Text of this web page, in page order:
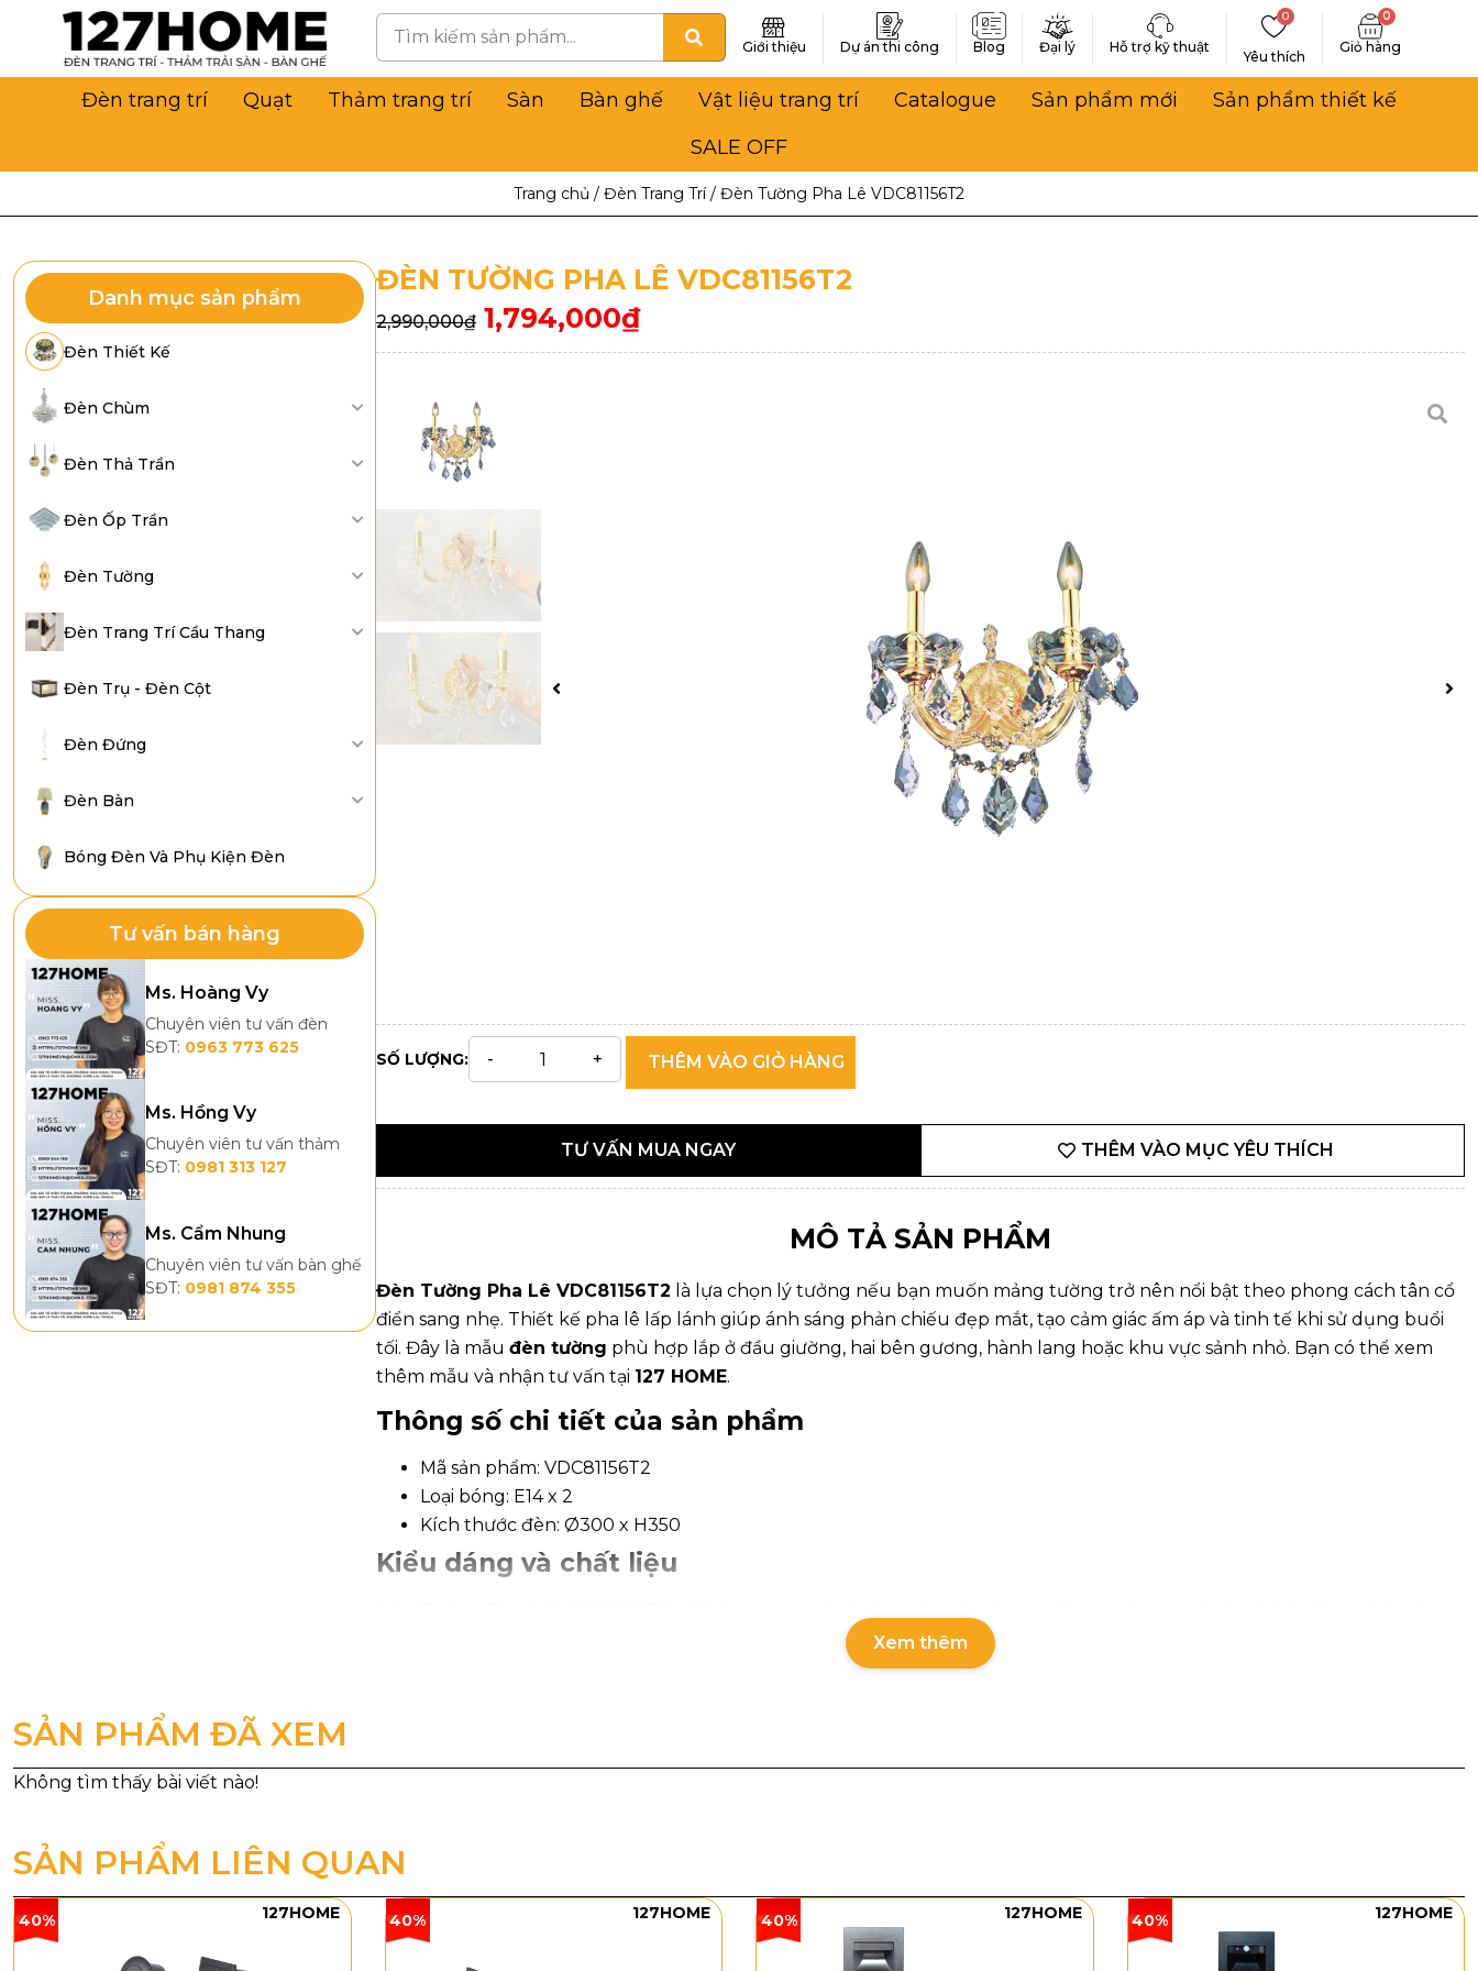
Giới thiệu Dự án thi công Blog Đại lý Hỗ trợ kỹ thuật
Yêu thích
0 0
Đèn trang trí Quạt Thảm trang trí Sàn Bàn ghế Vật liệu trang trí Catalogue Sản phẩm mới
Sản phẩm thiết kế
SALE OFF
Trang chủ / Đèn Trang Trí/ Đèn Tường Pha Lê VDC81156T2
Danh mục sản phẩm
Đèn Thiết Kế
Đèn Chùm
Đèn Thả Trần
Đèn Ốp Trần
Đèn Tường
Đèn Trang Trí Cầu Thang
Đèn Trụ - Đèn Cột
Đèn Đứng
Đèn Bàn
Bóng Đèn Và Phụ Kiện Đèn
Tư vấn bán hàng
Ms. Hoàng Vy
Chuyên viên tư vấn đèn
SĐT: 0963 773 625
Ms. Hồng Vy
Chuyên viên tư vấn thảm
SĐT: 0981 313 127
Ms. Cẩm Nhung
Chuyên viên tư vấn bàn ghế
SĐT: 0981 874 355
ĐÈN TƯỜNG PHA LÊ VDC81156T2
2,990,000₫ 1,794,000₫
SỐ LƯỢNG: THÊM VÀO GIỎ HÀNG
TƯ VẤN MUA NGAY THÊM VÀO MỤC YÊU THÍCH
MÔ TẢ SẢN PHẨM
Đèn Tường Pha Lê VDC81156T2 là lựa chọn lý tưởng nếu bạn muốn mảng tường trở nên nổi bật theo phong cách tân cổ
điển sang nhẹ. Thiết kế pha lê lấp lánh giúp ánh sáng phản chiếu đẹp mắt, tạo cảm giác ấm áp và tinh tế khi sử dụng buổi
tối. Đây là mẫu đèn tường phù hợp lắp ở đầu giường, hai bên gương, hành lang hoặc khu vực sảnh nhỏ. Bạn có thể xem
thêm mẫu và nhận tư vấn tại 127 HOME.
Thông số chi tiết của sản phẩm
Mã sản phẩm: VDC81156T2
Loại bóng: E14 x 2
Kích thước đèn: Ø300 x H350
Kiểu dáng và chất liệu
đèn mang tông ánh vàng sang trọng, kết hợp các chi tiết trong suốt giúp tổng thể trông nhẹ và tinh tế. Bên dưới là các
hạt/giọt pha lê thả rủ, khi bật đèn sẽ phản chiếu ánh sáng tạo hiệu ứng lấp lánh, làm mảng tường có chiều sâu hơn.Thiết kế
Xem thêm
SẢN PHẨM ĐÃ XEM
SẢN PHẨM LIÊN QUAN
40% 127HOME 40% 127HOME 40% 127HOME 40% 127HOME